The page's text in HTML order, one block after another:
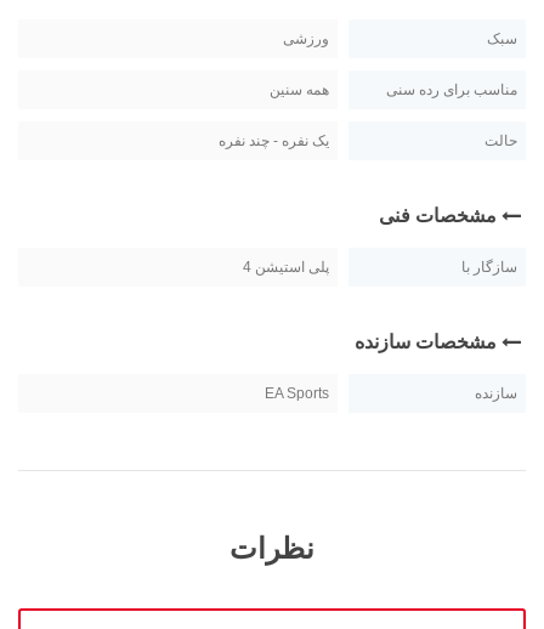
سبک ورزشی
مناسب برای رده سنی همه سنین
حالت یک نفره - چند نفره
مشخصات فنی
سازگار با پلی استیشن 4
مشخصات سازنده
سازنده EA Sports
نظرات